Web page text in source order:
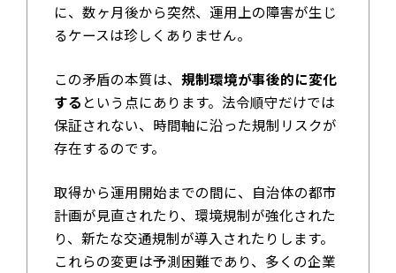
に、数ヶ月後から突然、運用上の障害が生じ
るケースは珍しくありません。
この矛盾の本質は、 規制環境が事後的に変化
する という点にあります。法令順守だけでは
保証されない、時間軸に沿った規制リスクが
存在するのです。
取得から運用開始までの間に、自治体の都市
計画が見直されたり、環境規制が強化された
り、新たな交通規制が導入されたりします。
これらの変更は予測困難であり、多くの企業